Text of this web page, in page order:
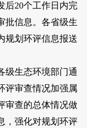
后20个工作日内完
批信息。各省级生
规划环评信息报送
生态环境部门通
评审查情况加强属
审查的总体情况做
，强化对规划环评